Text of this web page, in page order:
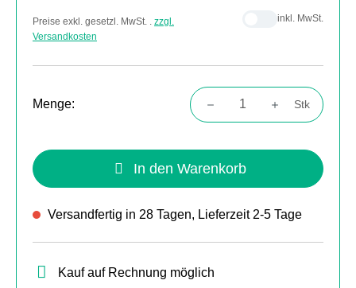
Preise exkl. gesetzl. MwSt. . zzgl.
Versandkosten
inkl. MwSt.
Menge:
Produkt Anzahl: Gib den gewünschten
Stk
In den Warenkorb
Versandfertig in 28 Tagen, Lieferzeit 2-5 Tage
Kauf auf Rechnung möglich